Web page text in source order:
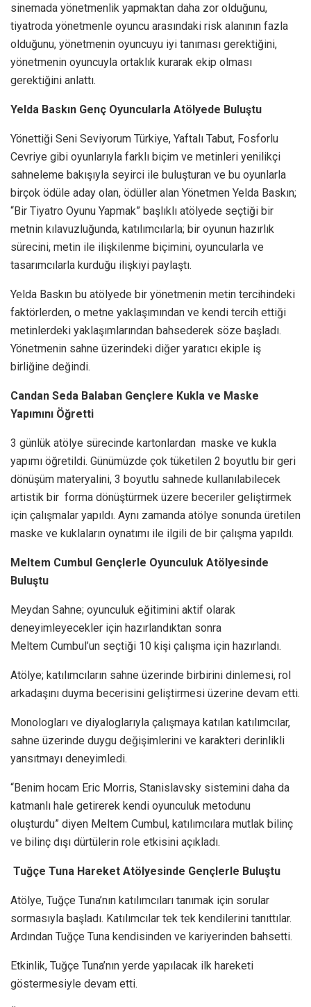
sinemada yönetmenlik yapmaktan daha zor olduğunu,
tiyatroda yönetmenle oyuncu arasındaki risk alanının fazla
olduğunu, yönetmenin oyuncuyu iyi tanıması gerektiğini,
yönetmenin oyuncuyla ortaklık kurarak ekip olması
gerektiğini anlattı.
Yelda Baskın Genç Oyuncularla Atölyede Buluştu
Yönettiği Seni Seviyorum Türkiye, Yaftalı Tabut, Fosforlu
Cevriye gibi oyunlarıyla farklı biçim ve metinleri yenilikçi
sahneleme bakışıyla seyirci ile buluşturan ve bu oyunlarla
birçok ödüle aday olan, ödüller alan Yönetmen Yelda Baskın;
“Bir Tiyatro Oyunu Yapmak” başlıklı atölyede seçtiği bir
metnin kılavuzluğunda, katılımcılarla; bir oyunun hazırlık
sürecini, metin ile ilişkilenme biçimini, oyuncularla ve
tasarımcılarla kurduğu ilişkiyi paylaştı.
Yelda Baskın bu atölyede bir yönetmenin metin tercihindeki
faktörlerden, o metne yaklaşımından ve kendi tercih ettiği
metinlerdeki yaklaşımlarından bahsederek söze başladı.
Yönetmenin sahne üzerindeki diğer yaratıcı ekiple iş
birliğine değindi.
Candan Seda Balaban Gençlere Kukla ve Maske
Yapımını Öğretti
3 günlük atölye sürecinde kartonlardan maske ve kukla
yapımı öğretildi. Günümüzde çok tüketilen 2 boyutlu bir geri
dönüşüm materyalini, 3 boyutlu sahnede kullanılabilecek
artistik bir forma dönüştürmek üzere beceriler geliştirmek
için çalışmalar yapıldı. Aynı zamanda atölye sonunda üretilen
maske ve kuklaların oynatımı ile ilgili de bir çalışma yapıldı.
Meltem Cumbul Gençlerle Oyunculuk Atölyesinde
Buluştu
Meydan Sahne; oyunculuk eğitimini aktif olarak
deneyimleyecekler için hazırlandıktan sonra
Meltem Cumbul’un seçtiği 10 kişi çalışma için hazırlandı.
Atölye; katılımcıların sahne üzerinde birbirini dinlemesi, rol
arkadaşını duyma becerisini geliştirmesi üzerine devam etti.
Monologları ve diyaloglarıyla çalışmaya katılan katılımcılar,
sahne üzerinde duygu değişimlerini ve karakteri derinlikli
yansıtmayı deneyimledi.
“Benim hocam Eric Morris, Stanislavsky sistemini daha da
katmanlı hale getirerek kendi oyunculuk metodunu
oluşturdu” diyen Meltem Cumbul, katılımcılara mutlak bilinç
ve bilinç dışı dürtülerin role etkisini açıkladı.
Tuğçe Tuna Hareket Atölyesinde Gençlerle Buluştu
Atölye, Tuğçe Tuna’nın katılımcıları tanımak için sorular
sormasıyla başladı. Katılımcılar tek tek kendilerini tanıttılar.
Ardından Tuğçe Tuna kendisinden ve kariyerinden bahsetti.
Etkinlik, Tuğçe Tuna’nın yerde yapılacak ilk hareketi
göstermesiyle devam etti.